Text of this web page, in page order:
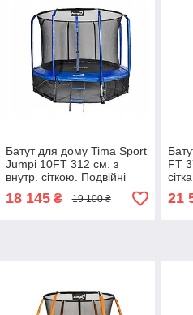
Батут для дому Tima Sport
Jumpi 10FT 312 см. з
внутр. сіткою. Подвійні
ноги!
18 145₴ 19 100 ₴
FT
21